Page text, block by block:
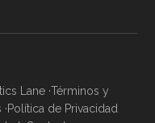
Lane ·Términos y
·Política de Privacidad